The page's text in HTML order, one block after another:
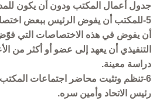
جدول أعمال المكتب ودون أن يكون
5-للمكتب أن يفوض الرئيس ببعض
أن يفوض في هذه الاختصاصات التي
التنفيذي أن يعهد إلى عضو أو أكثر من
دراسة معينة.
6-تنظم وتثبت محاضر اجتماعات
رئيس الاتحاد وأمين سره.